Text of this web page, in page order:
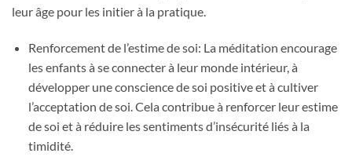
leur âge pour les initier à la pratique.
Renforcement de l’estime de soi: La méditation encourage
les enfants à se connecter à leur monde intérieur, à
développer une conscience de soi positive et à cultiver
l’acceptation de soi. Cela contribue à renforcer leur estime
de soi et à réduire les sentiments d’insécurité liés à la
timidité.